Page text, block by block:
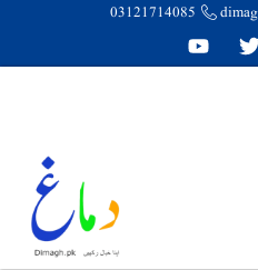
03121714085